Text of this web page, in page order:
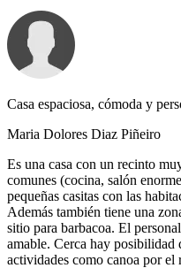
Casa espaciosa, cómoda y
Maria Dolores Diaz Piñeiro
Es una casa con un recinto
comunes (cocina, salón
pequeñas casitas con las
Además también tiene una
sitio para barbacoa. El
amable. Cerca hay
actividades como canoa por el